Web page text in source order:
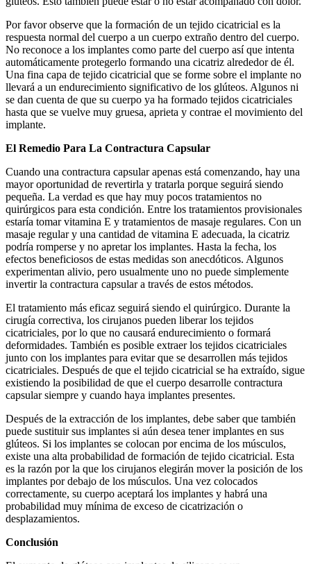
Por favor observe que la formación de un tejido cicatricial es la
respuesta normal del cuerpo a un cuerpo extraño dentro del cuerpo.
No reconoce a los implantes como parte del cuerpo así que intenta
automáticamente protegerlo formando una cicatriz alrededor de él.
Una fina capa de tejido cicatricial que se forme sobre el implante no
llevará a un endurecimiento significativo de los glúteos. Algunos ni
se dan cuenta de que su cuerpo ya ha formado tejidos cicatriciales
hasta que se vuelve muy gruesa, aprieta y contrae el movimiento del
implante.
El Remedio Para La Contractura Capsular
Cuando una contractura capsular apenas está comenzando, hay una
mayor oportunidad de revertirla y tratarla porque seguirá siendo
pequeña. La verdad es que hay muy pocos tratamientos no
quirúrgicos para esta condición. Entre los tratamientos provisionales
estaría tomar vitamina E y tratamientos de masaje regulares. Con un
masaje regular y una cantidad de vitamina E adecuada, la cicatriz
podría romperse y no apretar los implantes. Hasta la fecha, los
efectos beneficiosos de estas medidas son anecdóticos. Algunos
experimentan alivio, pero usualmente uno no puede simplemente
invertir la contractura capsular a través de estos métodos.
El tratamiento más eficaz seguirá siendo el quirúrgico. Durante la
cirugía correctiva, los cirujanos pueden liberar los tejidos
cicatriciales, por lo que no causará endurecimiento o formará
deformidades. También es posible extraer los tejidos cicatriciales
junto con los implantes para evitar que se desarrollen más tejidos
cicatriciales. Después de que el tejido cicatricial se ha extraído, sigue
existiendo la posibilidad de que el cuerpo desarrolle contractura
capsular siempre y cuando haya implantes presentes.
Después de la extracción de los implantes, debe saber que también
puede sustituir sus implantes si aún desea tener implantes en sus
glúteos. Si los implantes se colocan por encima de los músculos,
existe una alta probabilidad de formación de tejido cicatricial. Esta
es la razón por la que los cirujanos elegirán mover la posición de los
implantes por debajo de los músculos. Una vez colocados
correctamente, su cuerpo aceptará los implantes y habrá una
probabilidad muy mínima de exceso de cicatrización o
desplazamientos.
Conclusión